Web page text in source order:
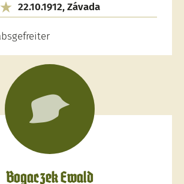
22.10.1912, Závada
Bogaczek Ewald